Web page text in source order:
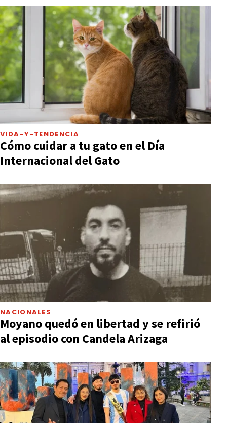
VIDA-Y-TENDENCIA
Cómo cuidar a tu gato en el Día
Internacional del Gato
NACIONALES
Moyano quedó en libertad y se refirió
al episodio con Candela Arizaga